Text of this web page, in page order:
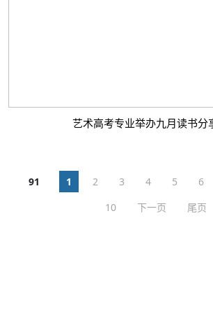
艺术高考专业举办九月读书分
91 1 2 3 4 5 6
10
下一页 尾页